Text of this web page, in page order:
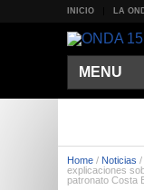
INICIO LA
MENU
Home / Noticias /
explicaciones
patronato Costa